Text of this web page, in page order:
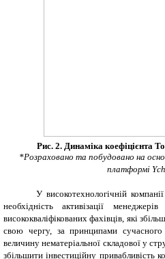
Рис. 2. Динаміка коефіцієнта
*Розраховано та побудовано на
платформі Y
У високотехнологічній
необхідність активізації
висококваліфікованих фахівців, які
свою чергу, за принципами
величину нематеріальної складової у
збільшити інвестиційну привабливість